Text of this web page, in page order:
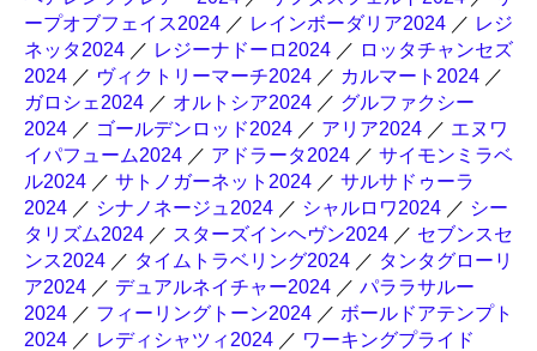
ープオブフェイス2024 ／ レインボーダリア2024 ／ レジ
ネッタ2024 ／ レジーナドーロ2024 ／ ロッタチャンセズ
2024 ／ ヴィクトリーマーチ2024 ／ カルマート2024 ／
ガロシェ2024 ／ オルトシア2024 ／ グルファクシー
2024 ／ ゴールデンロッド2024 ／ アリア2024 ／ エヌワ
イパフューム2024 ／ アドラータ2024 ／ サイモンミラベ
ル2024 ／ サトノガーネット2024 ／ サルサドゥーラ
2024 ／ シナノネージュ2024 ／ シャルロワ2024 ／ シー
タリズム2024 ／ スターズインヘヴン2024 ／ セブンスセ
ンス2024 ／ タイムトラベリング2024 ／ タンタグローリ
ア2024 ／ デュアルネイチャー2024 ／ パララサルー
2024 ／ フィーリングトーン2024 ／ ボールドアテンプト
2024 ／ レディシャツィ2024 ／ ワーキングプライド